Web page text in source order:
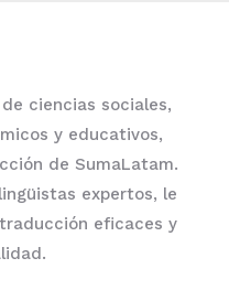
ciencias sociales,
y educativos,
de SumaLatam.
expertos, le
eficaces y